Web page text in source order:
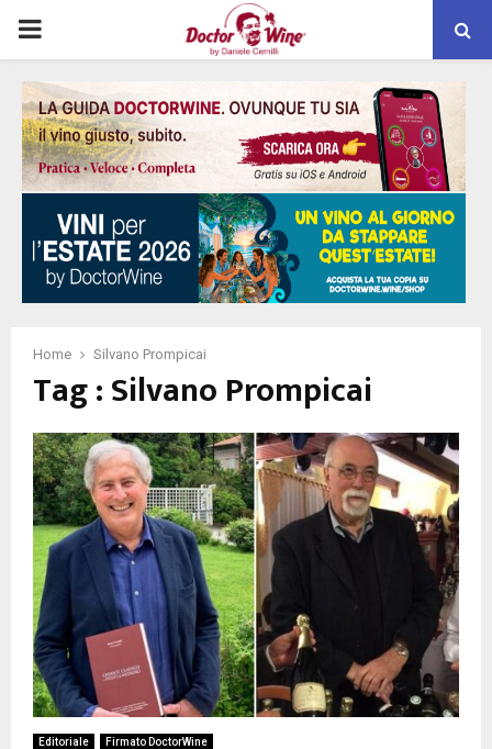
PRIMARY
MENU
Home Silvano Prompicai
Tag : Silvano Prompicai
Editoriale Firmato DoctorWine